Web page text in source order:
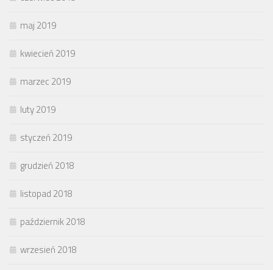
maj 2019
kwiecień 2019
marzec 2019
luty 2019
styczeń 2019
grudzień 2018
listopad 2018
październik 2018
wrzesień 2018